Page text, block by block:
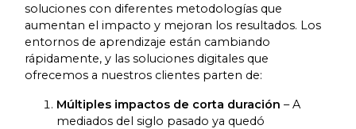
soluciones con diferentes metodologías que
aumentan el impacto y mejoran los resultados. Los
entornos de aprendizaje están cambiando
rápidamente, y las soluciones digitales que
ofrecemos a nuestros clientes parten de:
Múltiples impactos de corta duración – A
mediados del siglo pasado ya quedó